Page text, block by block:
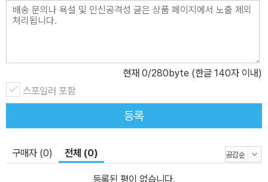
현재 0/280byte (한글 140자 이내)
스포일러 포함
등록
구매자 (0) 전체 (0)
등록된 평이 없습니다.